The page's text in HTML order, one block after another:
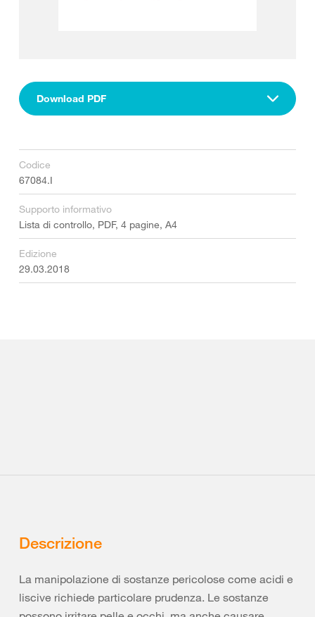
Download PDF
Codice
67084.I
Supporto informativo
Lista di controllo, PDF, 4 pagine, A4
Edizione
29.03.2018
Descrizione
La manipolazione di sostanze pericolose come acidi e
liscive richiede particolare prudenza. Le sostanze